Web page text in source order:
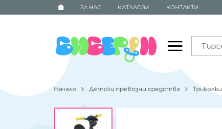
ЗА НАС КАТАЛОЗИ КОНТАКТИ
Начало Детски превозни средства Триколки